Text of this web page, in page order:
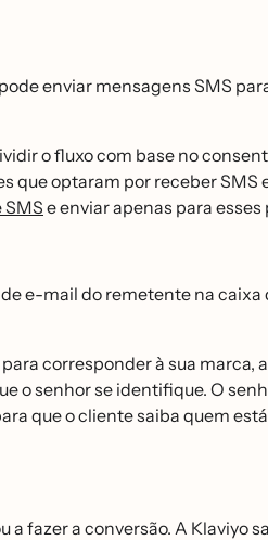
enviar mensagens SMS
o fluxo com base no
optaram por receber SMS
e enviar apenas para esses
e-mail do remetente na caixa
corresponder à sua marca,
o senhor se identifique. O
que o cliente saiba quem
fazer a conversão. A Klaviyo